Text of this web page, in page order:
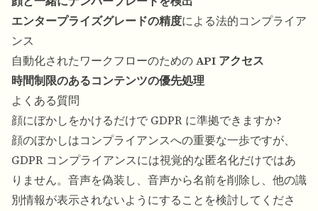
エンタープライズグレードの精度による法的コンプライア
ンス
自動化されたワークフローのためのAPI アクセス
時間制限のあるコンテンツの優先処理
よくある質問
顔にぼかしをかけるだけで GDPR に準拠できますか?
顔のぼかしはコンプライアンスへの重要な一歩ですが、
GDPR コンプライアンスには視覚的な匿名化だけではあ
りません。音声を偽装し、音声から名前を削除し、他の識
別情報が表示されないようにすることを検討してくださ